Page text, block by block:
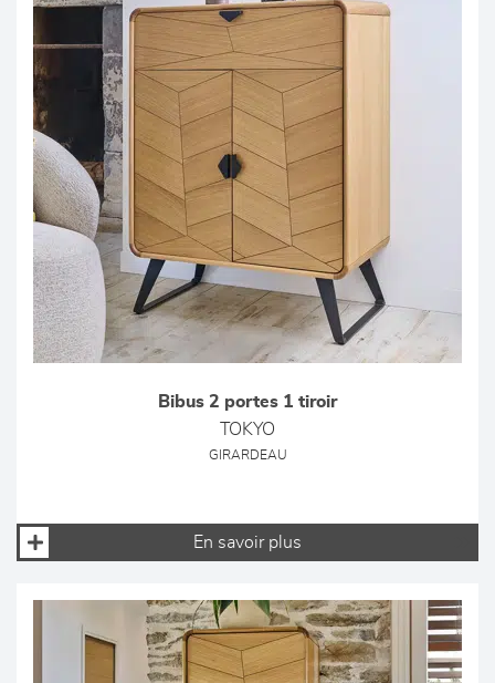
Bibus 2 portes 1 tiroir
TOKYO
GIRARDEAU
En savoir plus